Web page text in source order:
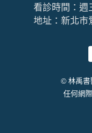
看診時間：
地址：新北市
© 林禹書
任何網